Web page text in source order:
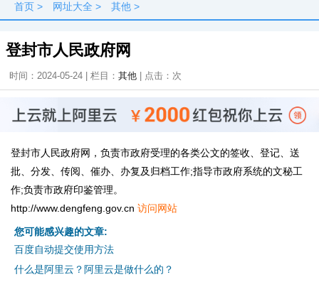
首页 > 网址大全 > 其他 >
登封市人民政府网
时间：2024-05-24 | 栏目： 其他 | 点击： 次
登封市人民政府网，负责市政府受理的各类公文的签收、登记、送
批、分发、传阅、催办、办复及归档工作;指导市政府系统的文秘工
作;负责市政府印鉴管理。
http://www.dengfeng.gov.cn 访问网站
您可能感兴趣的文章:
百度自动提交使用方法
什么是阿里云？阿里云是做什么的？